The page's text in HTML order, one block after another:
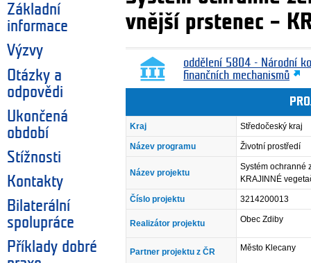
Základní
informace
Výzvy
Otázky a
odpovědi
Ukončená
období
Stížnosti
Kontakty
Bilaterální
spolupráce
Příklady dobré
vnější prstenec –
oddělení 5804 - Národní
finančních mechanismů
Kraj Středočeský kraj
Název programu Životní prostředí
Název projektu
Systém ochranné
KRAJINNÉ
Číslo projektu 3214200013
Realizátor projektu Obec Zdiby
Partner projektu z ČR Město Klecany